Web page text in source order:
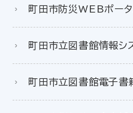
町田市防災WEBポー
町田市立図書館情報シ
町田市立図書館電子書